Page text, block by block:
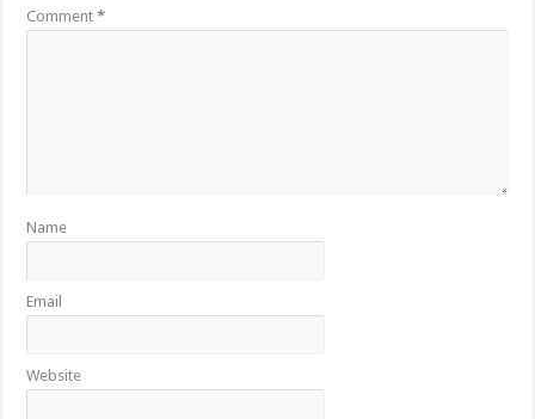
Comment*
Name
Email
Website